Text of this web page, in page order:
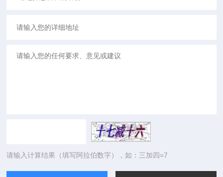
请输入计算结果（填写阿拉伯数字），如：三加四=7